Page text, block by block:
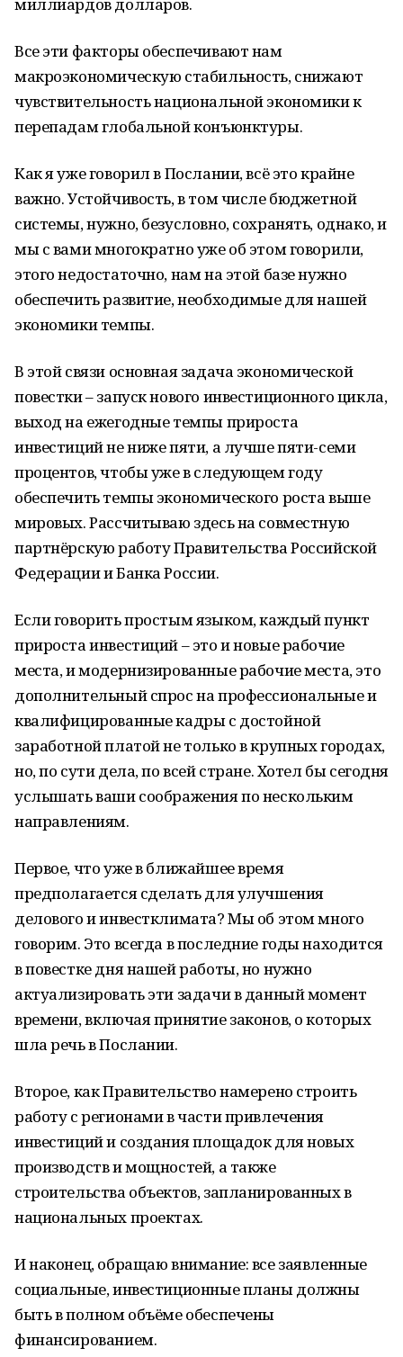
Все эти факторы обеспечивают нам
макроэкономическую стабильность, снижают
чувствительность национальной экономики к
перепадам глобальной конъюнктуры.
Как я уже говорил в Послании, всё это крайне
важно. Устойчивость, в том числе бюджетной
системы, нужно, безусловно, сохранять, однако, и
мы с вами многократно уже об этом говорили,
этого недостаточно, нам на этой базе нужно
обеспечить развитие, необходимые для нашей
экономики темпы.
В этой связи основная задача экономической
повестки – запуск нового инвестиционного цикла,
выход на ежегодные темпы прироста
инвестиций не ниже пяти, а лучше пяти-семи
процентов, чтобы уже в следующем году
обеспечить темпы экономического роста выше
мировых. Рассчитываю здесь на совместную
партнёрскую работу Правительства Российской
Федерации и Банка России.
Если говорить простым языком, каждый пункт
прироста инвестиций – это и новые рабочие
места, и модернизированные рабочие места, это
дополнительный спрос на профессиональные и
квалифицированные кадры с достойной
заработной платой не только в крупных городах,
но, по сути дела, по всей стране. Хотел бы сегодня
услышать ваши соображения по нескольким
направлениям.
Первое, что уже в ближайшее время
предполагается сделать для улучшения
делового и инвестклимата? Мы об этом много
говорим. Это всегда в последние годы находится
в повестке дня нашей работы, но нужно
актуализировать эти задачи в данный момент
времени, включая принятие законов, о которых
шла речь в Послании.
Второе, как Правительство намерено строить
работу с регионами в части привлечения
инвестиций и создания площадок для новых
производств и мощностей, а также
строительства объектов, запланированных в
национальных проектах.
И наконец, обращаю внимание: все заявленные
социальные, инвестиционные планы должны
быть в полном объёме обеспечены
финансированием.